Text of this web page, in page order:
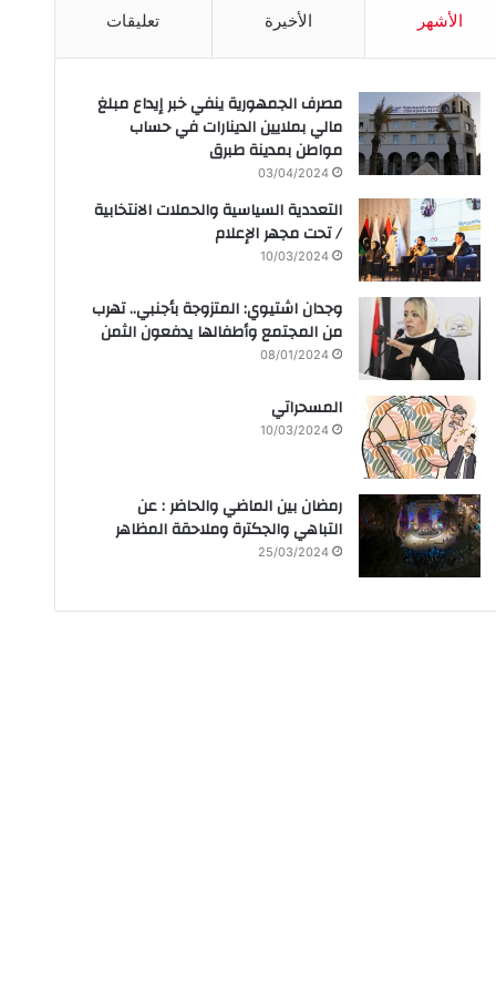
الأشهر الأخيرة تعليقات
مصرف الجمهورية ينفي خبر إيداع مبلغ
مالي بملايين الدينارات في حساب
مواطن بمدينة طبرق
03/04/2024
التعددية السياسية والحملات الانتخابية
/ تحت مجهر الإعلام
10/03/2024
وجدان اشتيوي: المتزوجة بأجنبي.. تهرب
من المجتمع وأطفالها يدفعون الثمن
08/01/2024
المسحراتي
10/03/2024
رمضان بين الماضي والحاضر : عن
التباهي والجكترة وملاحقة المظاهر
25/03/2024